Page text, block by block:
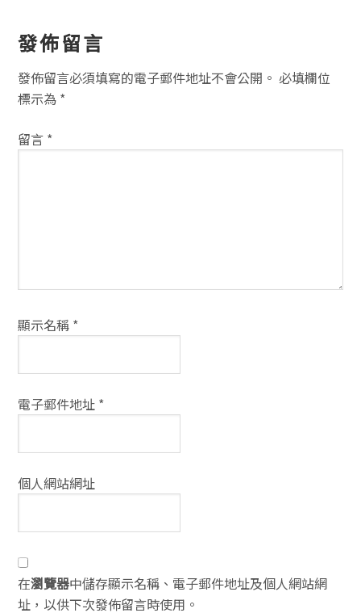
讀
者
互
動
方
發佈留言
發佈留言必須填寫的電子郵件地址不會公開。 必填欄位
標示為 *
留言 *
顯示名稱 *
電子郵件地址 *
個人網站網址
在瀏覽器中儲存顯示名稱、電子郵件地址及個人網站網
址，以供下次發佈留言時使用。